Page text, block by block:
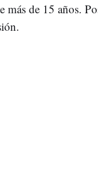
más de 15 años.